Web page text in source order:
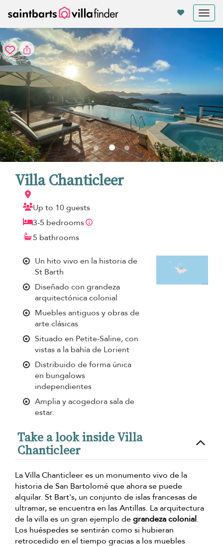
Villa Chanticleer
Up to 10 guests
3-5 bedrooms
5 bathrooms
Un hito vivo en la historia de
St Barth
Diseñado con grandeza
arquitectónica colonial
Muebles antiguos y obras de
arte clásicas
Situado en Petite-Saline, con
vistas a la bahía de Lorient
Distribuido de forma única
en bungalows
independientes
Amplia y acogedora sala de
estar.
Take a look inside Villa
Chanticleer
La Villa Chanticleer es un monumento vivo de la
historia de San Bartolomé que ahora se puede
alquilar. St Bart's, un conjunto de islas francesas de
ultramar, se encuentra en las Antillas. La arquitectura
de la villa es un gran ejemplo degrandeza colonial.
Los huéspedes se sentirán como si hubieran
retrocedido en el tiempo gracias a los muebles
Panel de gestión de cookies